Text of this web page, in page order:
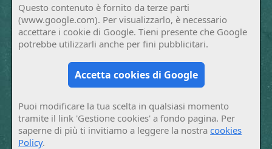
Questo contenuto è fornito da terze parti
(www.google.com). Per visualizzarlo, è necessario
accettare i cookie di Google. Tieni presente che Google
potrebbe utilizzarli anche per fini pubblicitari.
Accetta cookies di Google
Puoi modificare la tua scelta in qualsiasi momento
tramite il link 'Gestione cookies' a fondo pagina. Per
saperne di più ti invitiamo a leggere la nostracookies
Policy.